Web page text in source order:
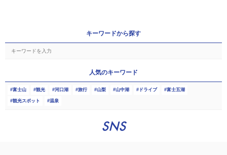
キーワードから探す
人気のキーワード
富士山 観光 河口湖 旅行 山梨 山中湖 ドライブ 富士五湖
観光スポット 温泉
SNS